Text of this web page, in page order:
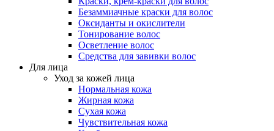
Безаммиачные краски для волос
Оксиданты и окислители
Тонирование волос
Осветление волос
Средства для завивки волос
Для лица
Уход за кожей лица
Нормальная кожа
Жирная кожа
Сухая кожа
Чувствительная кожа